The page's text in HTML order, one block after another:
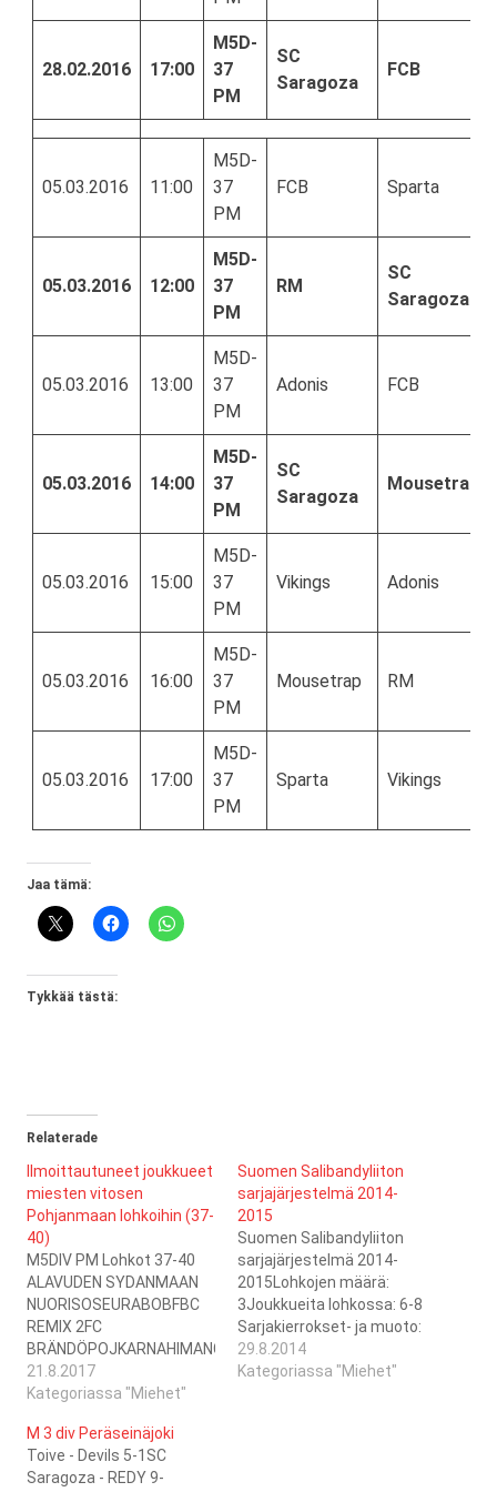
28.02.2016 17:00
M5D-
37
PM
SC
Saragoza
FCB
05.03.2016 11:00
M5D-
37
PM
FCB Sparta
05.03.2016 12:00
M5D-
37
PM
RM
SC
Saragoza
05.03.2016 13:00
M5D-
37
PM
Adonis FCB
05.03.2016 14:00
M5D-
37
PM
SC
Saragoza
Mousetrap
05.03.2016 15:00
M5D-
37
PM
Vikings Adonis
05.03.2016 16:00
M5D-
37
PM
Mousetrap RM
05.03.2016 17:00
M5D-
37
PM
Sparta Vikings
Jaa tämä:
Tykkää tästä:
Relaterade
Ilmoittautuneet joukkueet
miesten vitosen
Pohjanmaan lohkoihin (37-
40)
M5DIV PM Lohkot 37-40
ALAVUDEN SYDANMAAN
NUORISOSEURABOBFBC
REMIX 2FC
BRÄNDÖPOJKARNAHIMANGAN
PALLO 2ILMAJOEN
SALIBANDY 3JEPPIS
2KANNUKSEN
URAKAUHAJOEN KARHU
2KAUSTISEN POHJAN-
21.8.2017
Kategoriassa "Miehet"
Suomen Salibandyliiton
sarjajärjestelmä 2014-
2015
Suomen Salibandyliiton
sarjajärjestelmä 2014-
2015Lohkojen määrä:
3Joukkueita lohkossa: 6-8
Sarjakierrokset- ja muoto:
Sarja pelataan kuuden,
seitsämän ja kahdeksan
29.8.2014
Kategoriassa "Miehet"
M 3 div Peräseinäjoki
Toive - Devils 5-1SC
Saragoza - REDY 9-